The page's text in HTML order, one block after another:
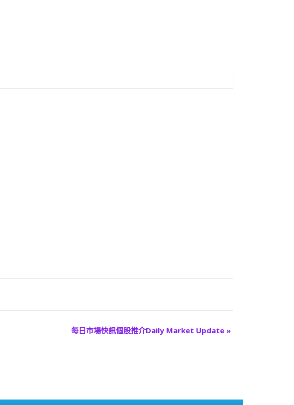
每日市場快訊個股推介Daily Market Update »